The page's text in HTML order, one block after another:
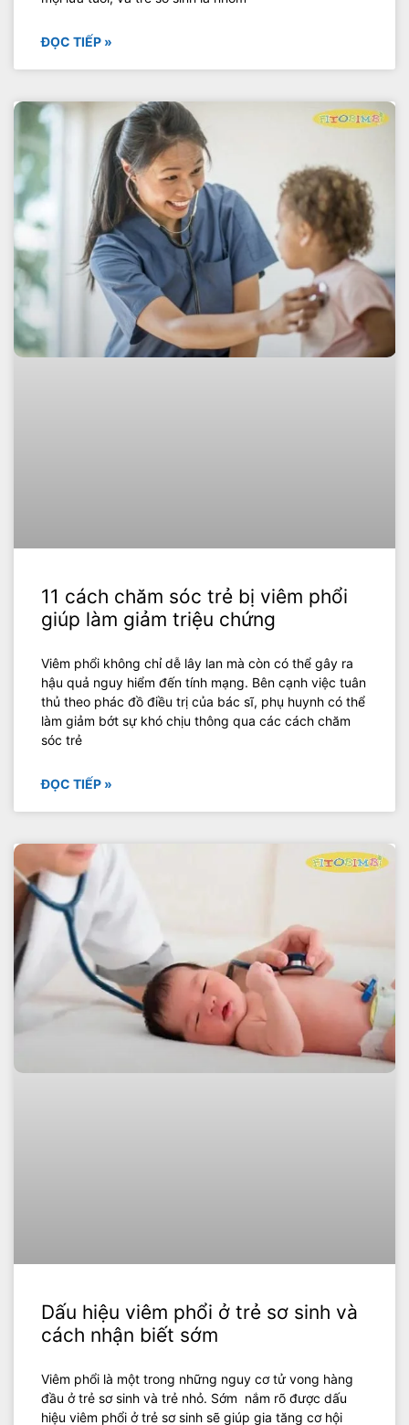
ĐỌC TIẾP »
11 cách chăm sóc trẻ bị viêm phổi
giúp làm giảm triệu chứng
Viêm phổi không chỉ dễ lây lan mà còn có thể gây ra
hậu quả nguy hiểm đến tính mạng. Bên cạnh việc tuân
thủ theo phác đồ điều trị của bác sĩ, phụ huynh có thể
làm giảm bớt sự khó chịu thông qua các cách chăm
sóc trẻ
ĐỌC TIẾP »
Dấu hiệu viêm phổi ở trẻ sơ sinh và
cách nhận biết sớm
Viêm phổi là một trong những nguy cơ tử vong hàng
đầu ở trẻ sơ sinh và trẻ nhỏ. Sớm nắm rõ được dấu
hiệu viêm phổi ở trẻ sơ sinh sẽ giúp gia tăng cơ hội